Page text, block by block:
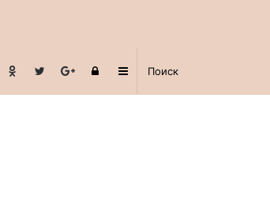
Sidebar
Авторизоваться